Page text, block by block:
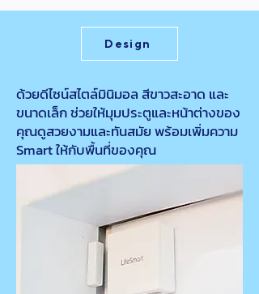
Design
ด้วยดีไซน์สไตล์มินิมอล สีขาวสะอาด และ
ขนาดเล็ก ช่วยให้มุมประตูและหน้าต่างของ
คุณดูสวยงามและทันสมัย พร้อมเพิ่มความ
Smart ให้กับพื้นที่ของคุณ